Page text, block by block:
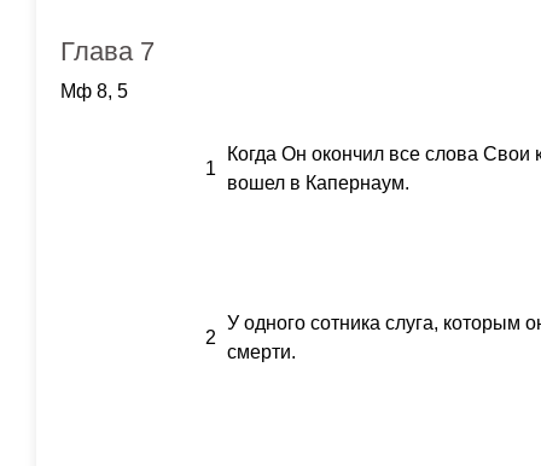
Глава 7
Мф 8, 5
1
Когда Он окончил все слова Свои
вошел в Капернаум.
2
У одного сотника слуга, которым
смерти.